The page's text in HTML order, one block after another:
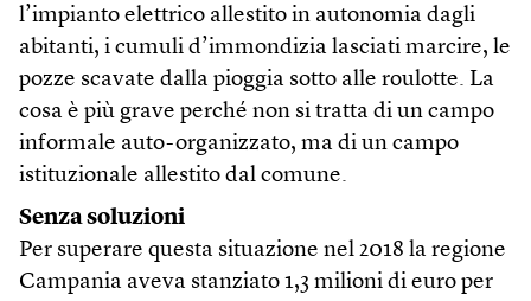
l’impianto elettrico allestito in autonomia dagli
abitanti, i cumuli d’immondizia lasciati marcire, le
pozze scavate dalla pioggia sotto alle roulotte. La
cosa è più grave perché non si tratta di un campo
informale auto-organizzato, ma di un campo
istituzionale allestito dal comune.
Senza soluzioni
Per superare questa situazione nel 2018 la regione
Campania aveva stanziato 1,3 milioni di euro per